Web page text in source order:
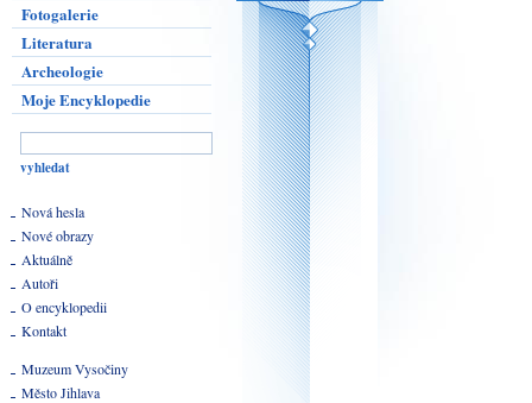
Fotogalerie
Literatura
Archeologie
Moje Encyklopedie
Nová hesla
Nové obrazy
Aktuálně
Autoři
O encyklopedii
Kontakt
Muzeum Vysočiny
Město Jihlava